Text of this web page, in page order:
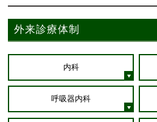
外来診療体制
内科
呼吸器内科